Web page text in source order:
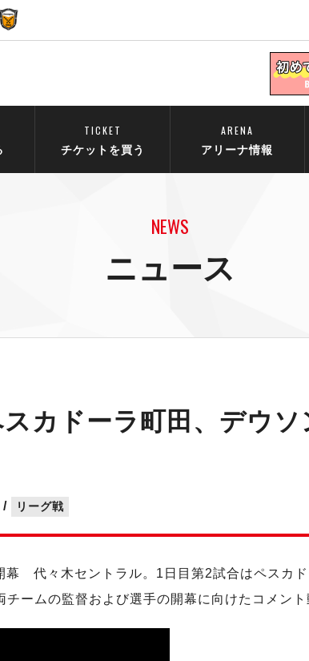
TICKET
チケットを買う
ARENA
アリーナ情報
NEWS
ニュース
スカドーラ町田、デウ
/ リーグ戦
代々木セントラル。1日目第2試合はペスカ
ームの監督および選手の開幕に向けたコメント